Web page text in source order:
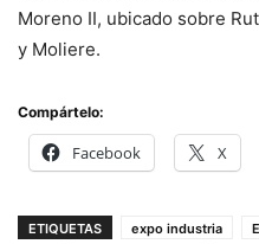
Moreno II, ubicado sobre
y Moliere.
Compártelo:
Facebook X
ETIQUETAS expo industria